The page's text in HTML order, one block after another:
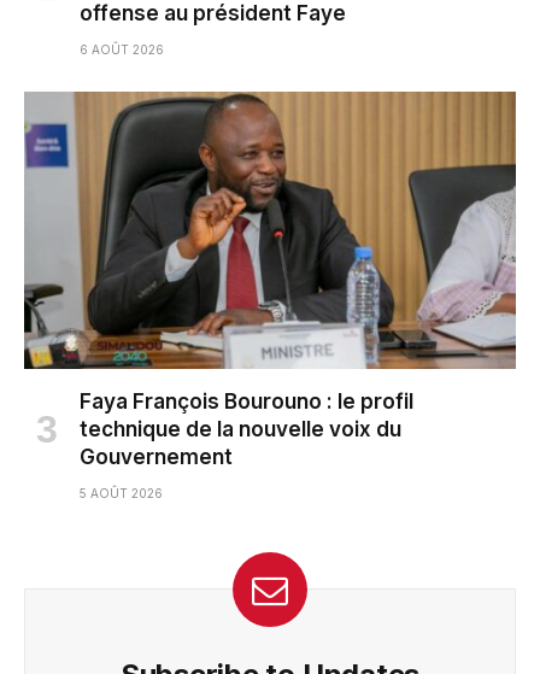
offense au président Faye
6 AOÛT 2026
Faya François Bourouno : le profil
technique de la nouvelle voix du
Gouvernement
5 AOÛT 2026